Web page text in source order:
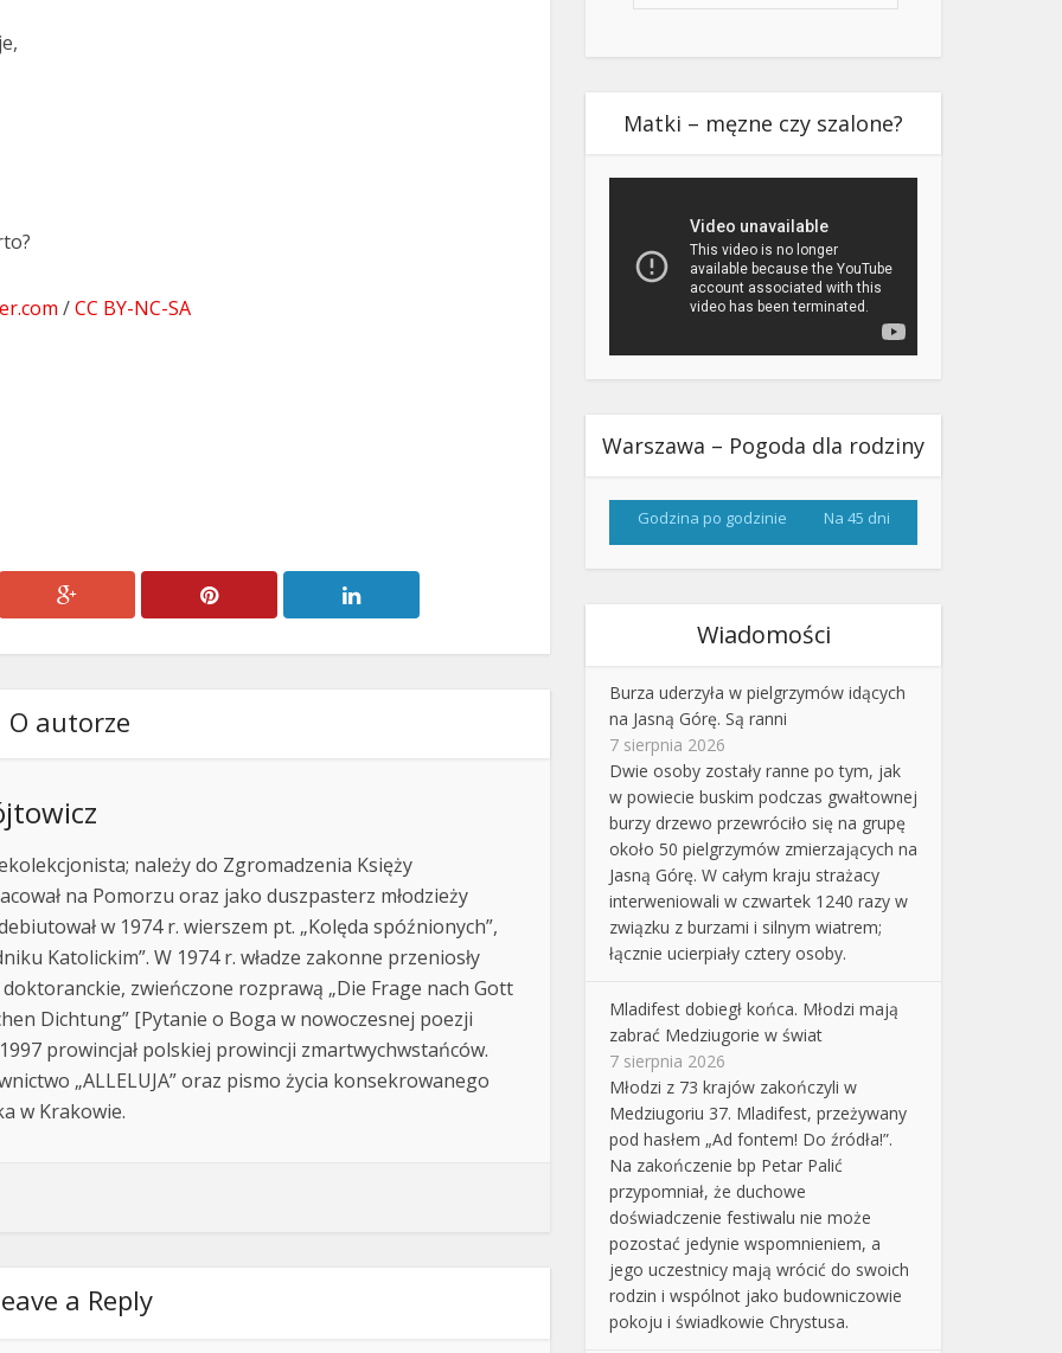
/CC BY-NC-SA
O autorze
należy do Zgromadzenia Księży
na Pomorzu oraz jako duszpasterz młodzieży
w 1974 r. wierszem pt. „Kolęda spóźnionych”,
Katolickim”. W 1974 r. władze zakonne przeniosły
zwieńczone rozprawą „Die Frage nach Gott
Dichtung” [Pytanie o Boga w nowoczesnej poezji
prowincjał polskiej prowincji zmartwychwstańców.
„ALLELUJA” oraz pismo życia konsekrowanego
w Krakowie.
a Reply
Matki – męzne czy szalone?
Warszawa – Pogoda dla rodziny
Godzina po godzinie Na 45 dni
Wiadomości
Burza uderzyła w pielgrzymów idących
na Jasną Górę. Są ranni
7 sierpnia 2026
Dwie osoby zostały ranne po tym, jak
w powiecie buskim podczas gwałtownej
burzy drzewo przewróciło się na grupę
około 50 pielgrzymów zmierzających na
Jasną Górę. W całym kraju strażacy
interweniowali w czwartek 1240 razy w
związku z burzami i silnym wiatrem;
łącznie ucierpiały cztery osoby.
Mladifest dobiegł końca. Młodzi mają
zabrać Medziugorie w świat
7 sierpnia 2026
Młodzi z 73 krajów zakończyli w
Medziugoriu 37. Mladifest, przeżywany
pod hasłem „Ad fontem! Do źródła!”.
Na zakończenie bp Petar Palić
przypomniał, że duchowe
doświadczenie festiwalu nie może
pozostać jedynie wspomnieniem, a
jego uczestnicy mają wrócić do swoich
rodzin i wspólnot jako budowniczowie
pokoju i świadkowie Chrystusa.